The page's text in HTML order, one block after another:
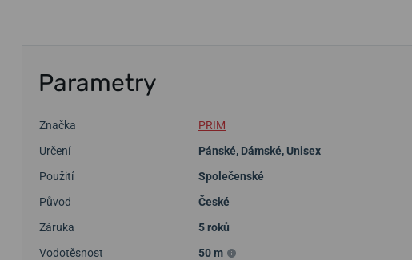
Parametry
Značka
PRIM
Určení
Pánské, Dámské,Unisex
Použití
Společenské
Původ
České
Záruka
5 roků
Vodotěsnost
50 m